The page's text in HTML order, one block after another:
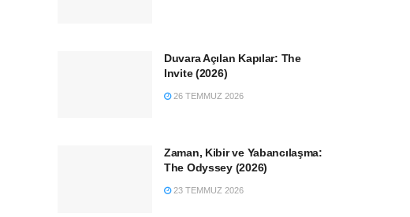
Duvara Açılan Kapılar: The
Invite (2026)
26 TEMMUZ 2026
Zaman, Kibir ve Yabancılaşma:
The Odyssey (2026)
23 TEMMUZ 2026